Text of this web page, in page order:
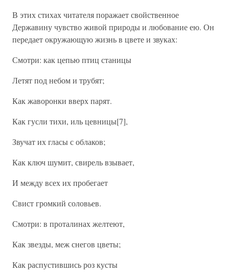
В этих стихах читателя поражает свойственное
Державину чувство живой природы и любование ею. Он
передает окружающую жизнь в цвете и звуках:
Смотри: как цепью птиц станицы
Летят под небом и трубят;
Как жаворонки вверх парят.
Как гусли тихи, иль цевницы[7],
Звучат их гласы с облаков;
Как ключ шумит, свирель взывает,
И между всех их пробегает
Свист громкий соловьев.
Смотри: в проталинах желтеют,
Как звезды, меж снегов цветы;
Как распустившись роз кусты